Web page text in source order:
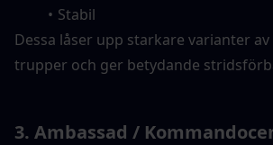
Stabil
Dessa låser upp starkare varianter
trupper och ger betydande
3. Ambassad /